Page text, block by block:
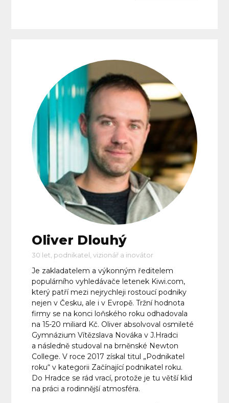
Oliver Dlouhý
30 let, podnikatel, vizionář a inovátor
Je zakladatelem a výkonným ředitelem
populárního vyhledávače letenek Kiwi.com,
který patří mezi nejrychleji rostoucí podniky
nejen v Česku, ale i v Evropě. Tržní hodnota
firmy se na konci loňského roku odhadovala
na 15-20 miliard Kč. Oliver absolvoval osmileté
Gymnázium Vítězslava Nováka v J.Hradci
a následně studoval na brněnské Newton
College. V roce 2017 získal titul „Podnikatel
roku“ v kategorii Začínající podnikatel roku.
Do Hradce se rád vrací, protože je tu větší klid
na práci a rodinnější atmosféra.